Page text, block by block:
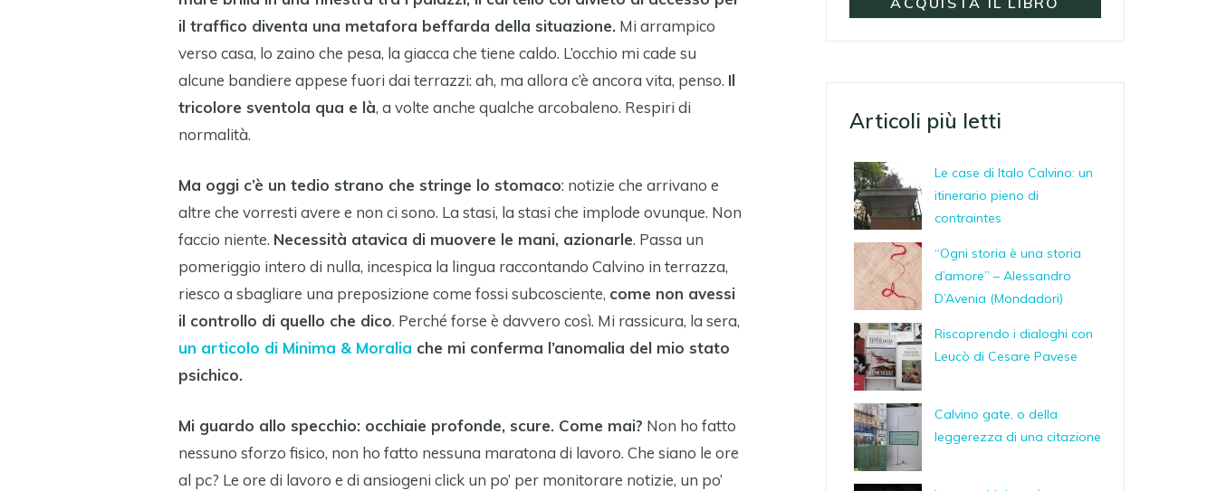
il traffico diventa una metafora beffarda della situazione.Mi arrampico
verso casa, lo zaino che pesa, la giacca che tiene caldo. L’occhio mi cade su
alcune bandiere appese fuori dai terrazzi: ah, ma allora c’è ancora vita, penso. Il
tricolore sventola qua e là, a volte anche qualche arcobaleno. Respiri di
normalità.
Ma oggi c’è un tedio strano che stringe lo stomaco: notizie che arrivano e
altre che vorresti avere e non ci sono. La stasi, la stasi che implode ovunque. Non
faccio niente. Necessità atavica di muovere le mani, azionarle. Passa un
pomeriggio intero di nulla, incespica la lingua raccontando Calvino in terrazza,
riesco a sbagliare una preposizione come fossi subcosciente, come non avessi
il controllo di quello che dico. Perché forse è davvero così. Mi rassicura, la sera,
un articolo di Minima & Moralia che mi conferma l’anomalia del mio stato
psichico.
Mi guardo allo specchio: occhiaie profonde, scure. Come mai? Non ho fatto
nessuno sforzo fisico, non ho fatto nessuna maratona di lavoro. Che siano le ore
al pc? Le ore di lavoro e di ansiogeni click un po’ per monitorare notizie, un po’
Articoli più letti
Le case di Italo Calvino: un
itinerario pieno di
contraintes
“Ogni storia è una storia
d’amore” – Alessandro
D’Avenia (Mondadori)
Riscoprendo i dialoghi con
Leucò di Cesare Pavese
Calvino gate, o della
leggerezza di una citazione